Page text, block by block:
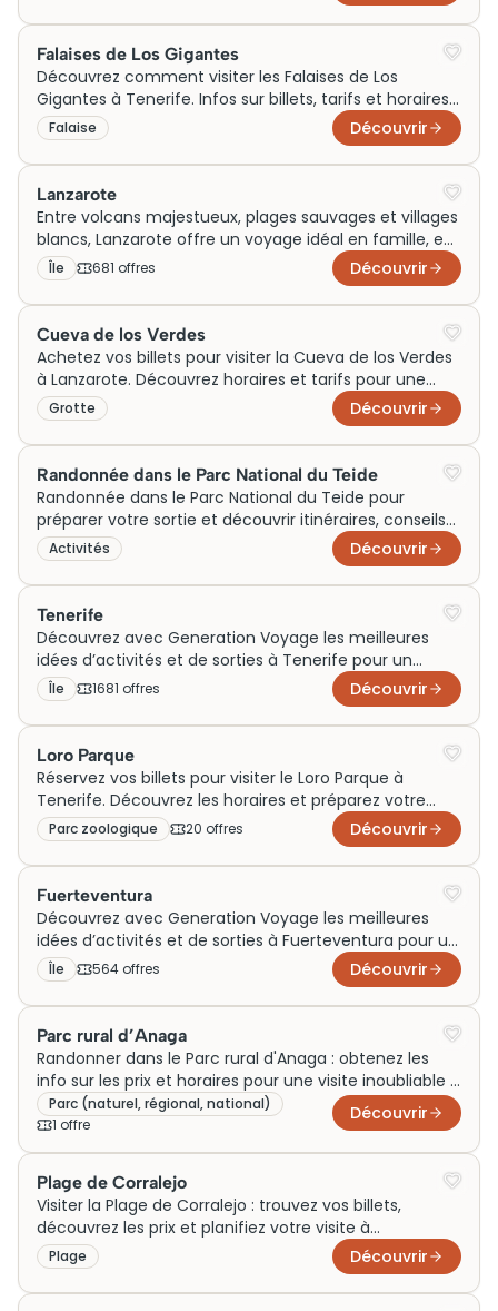
Falaises de Los Gigantes
Découvrez comment visiter les Falaises de Los
Gigantes à Tenerife. Infos sur billets, tarifs et horaires
pour une visite inoubliable! Réservez maintenant!
Falaise Découvrir
Lanzarote
Entre volcans majestueux, plages sauvages et villages
blancs, Lanzarote offre un voyage idéal en famille, en
couple ou le temps d’un week‑end. Generation
Voyage vous aide à trouver les meilleures idées
d’activités, sorties et visites autour de cette île des
Canaries, pour profiter pleinement de chaque instant
sous le soleil espagnol.
Île 681 offres Découvrir
Cueva de los Verdes
Achetez vos billets pour visiter la Cueva de los Verdes
à Lanzarote. Découvrez horaires et tarifs pour une
visite inoubliable. Ne manquez pas cette expérience!
Grotte Découvrir
Randonnée dans le Parc National du Teide
Randonnée dans le Parc National du Teide pour
préparer votre sortie et découvrir itinéraires, conseils
pratiques et accès essentiels.
Activités Découvrir
Tenerife
Découvrez avec Generation Voyage les meilleures
idées d’activités et de sorties à Tenerife pour un
voyage en famille, un week-end en couple ou des
visites incontournables autour de l’île. Profitez
d’expériences variées entre nature, mer et volcans
pour vivre des moments inoubliables sous le soleil des
Canaries.
Île 1681 offres Découvrir
Loro Parque
Réservez vos billets pour visiter le Loro Parque à
Tenerife. Découvrez les horaires et préparez votre
visite dans ce parc incontournable.
Parc zoologique 20 offres Découvrir
Fuerteventura
Découvrez avec Generation Voyage les meilleures
idées d’activités et de sorties à Fuerteventura pour un
voyage inoubliable. Que vous partiez en famille, en
couple ou le temps d’un week-end, explorez des
visites incontournables et des expériences uniques
autour de cette île espagnole baignée par l’Atlantique.
Île 564 offres Découvrir
Parc rural d’Anaga
Randonner dans le Parc rural d'Anaga : obtenez les
info sur les prix et horaires pour une visite inoubliable à
Tenerife. Réservez dès maintenant !
Parc (naturel, régional, national)
1 offre
Découvrir
Plage de Corralejo
Visiter la Plage de Corralejo : trouvez vos billets,
découvrez les prix et planifiez votre visite à
Fuerteventura. Réservez dès maintenant !
Plage Découvrir